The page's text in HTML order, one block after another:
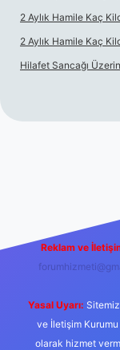
2 Aylık Hamile Kaç
2 Aylık Hamile Kaç
Hilafet Sancağı
Reklam ve
Yasal Uyarı:
ve İletişim Kurumu
olarak hizmet